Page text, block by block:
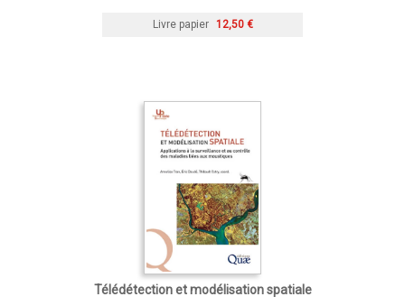
Livre papier 12,50 €
Télédétection et modélisation spatiale